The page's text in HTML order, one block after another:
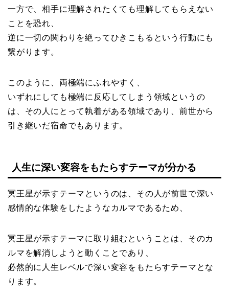
一方で、相手に理解されたくても理解してもらえない
ことを恐れ、
逆に一切の関わりを絶ってひきこもるという行動にも
繋がります。
このように、両極端にふれやすく、
いずれにしても極端に反応してしまう領域というの
は、その人にとって執着がある領域であり、前世から
引き継いだ宿命でもあります。
人生に深い変容をもたらすテーマが分かる
冥王星が示すテーマというのは、その人が前世で深い
感情的な体験をしたようなカルマであるため、
冥王星が示すテーマに取り組むということは、そのカ
ルマを解消しようと動くことであり、
必然的に人生レベルで深い変容をもたらすテーマとな
ります。